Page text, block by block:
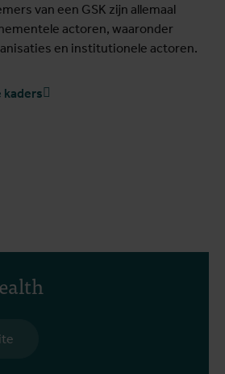
van een GSK zijn allemaal
actoren, waaronder
en institutionele actoren.
kaders